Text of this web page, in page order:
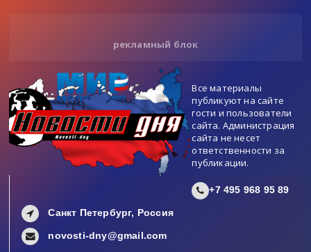
рекламный блок
Все материалы
публикуют на сайте
гости и пользователи
сайта. Администрация
сайта не несет
ответственности за
публикации.
+7 495 968 95 89
Санкт Петербург, Россия
novosti-dny@gmail.com